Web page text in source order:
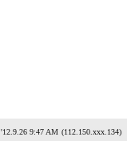
'12.9.26 9:47 AM (112.150.xxx.134)